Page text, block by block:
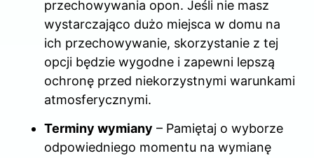
przechowywania opon. Jeśli nie masz
wystarczająco dużo miejsca w domu na
ich przechowywanie, skorzystanie z tej
opcji będzie wygodne i zapewni lepszą
ochronę przed niekorzystnymi warunkami
atmosferycznymi.
Terminy wymiany – Pamiętaj o wyborze
odpowiedniego momentu na wymianę